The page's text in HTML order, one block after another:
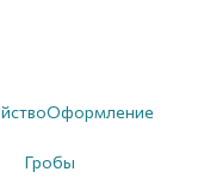
Оформление
Гробы